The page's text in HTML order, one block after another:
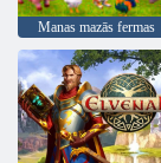
Manas mazās fermas